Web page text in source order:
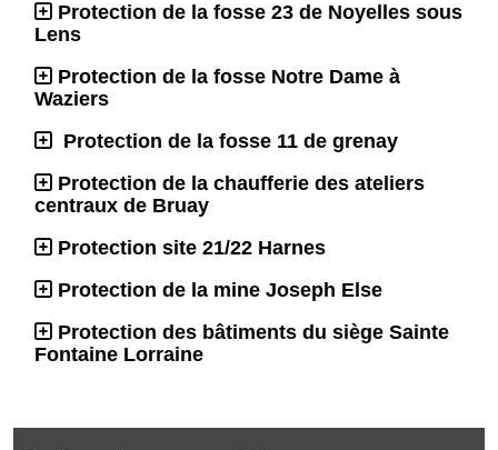
Protection de la fosse 23 de Noyelles sous
Lens
Protection de la fosse Notre Dame à
Waziers
Protection de la fosse 11 de grenay
Protection de la chaufferie des ateliers
centraux de Bruay
Protection site 21/22 Harnes
Protection de la mine Joseph Else
Protection des bâtiments du siège Sainte
Fontaine Lorraine